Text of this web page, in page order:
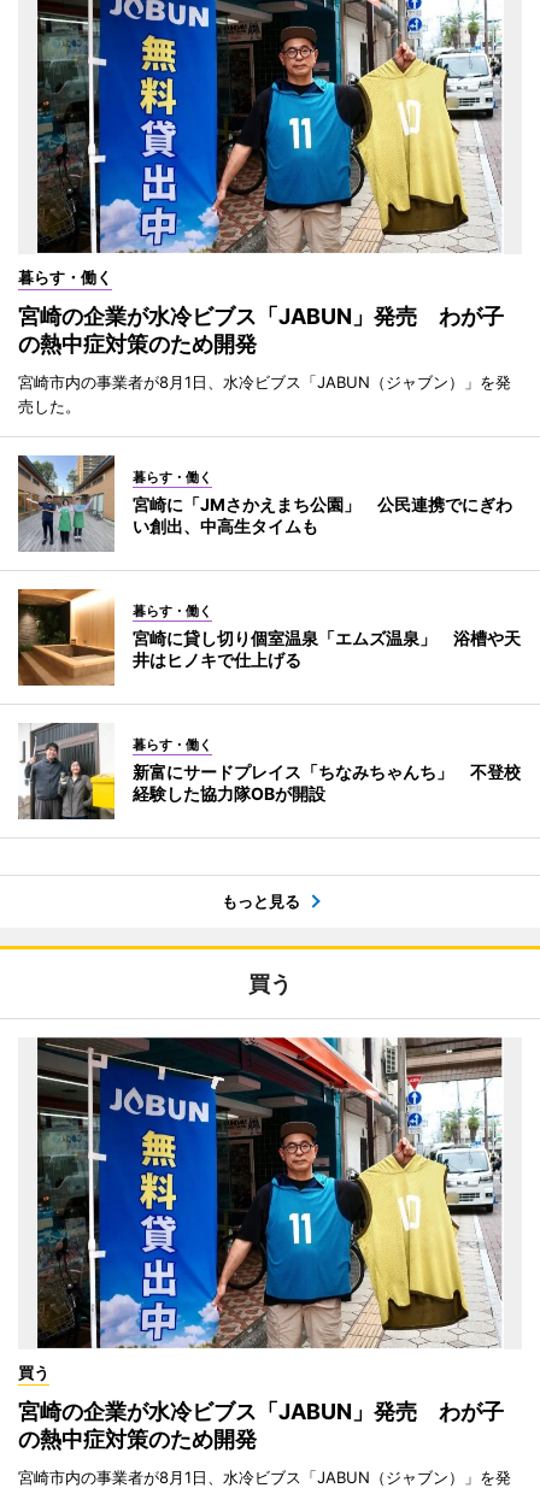
暮らす・働く
宮崎の企業が水冷ビブス「JABUN」発売 わが子
の熱中症対策のため開発
宮崎市内の事業者が8月1日、水冷ビブス「JABUN（ジャブン）」を発
売した。
暮らす・働く
宮崎に「JMさかえまち公園」 公民連携でにぎわ
い創出、中高生タイムも
暮らす・働く
宮崎に貸し切り個室温泉「エムズ温泉」 浴槽や天
井はヒノキで仕上げる
暮らす・働く
新富にサードプレイス「ちなみちゃんち」 不登校
経験した協力隊OBが開設
もっと見る
買う
買う
宮崎の企業が水冷ビブス「JABUN」発売 わが子
の熱中症対策のため開発
宮崎市内の事業者が8月1日、水冷ビブス「JABUN（ジャブン）」を発